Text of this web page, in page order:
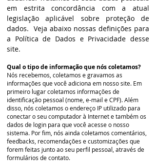
em estrita concordância com a atual
legislação aplicável sobre proteção de
dados. Veja abaixo nossas definições para
a Política de Dados e Privacidade desse
site.
Qual o tipo de informação que nós coletamos?
Nós recebemos, coletamos e gravamos as
informações que você adiciona em nosso site. Em
primeiro lugar coletamos informações de
identificação pessoal (nome, e-mail e CPF). Além
disso, nós coletamos o endereço IP utilizado para
conectar o seu computador à Internet e também os
dados de login para que você acesse o nosso
sistema. Por fim, nós ainda coletamos comentários,
feedbacks, recomendações e customizações que
forem feitas junto ao seu perfil pessoal, através de
formulários de contato.